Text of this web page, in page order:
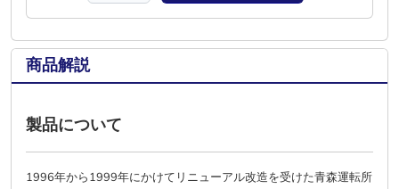
商品解説
製品について
1996年から1999年にかけてリニューアル改造を受けた青森運転所